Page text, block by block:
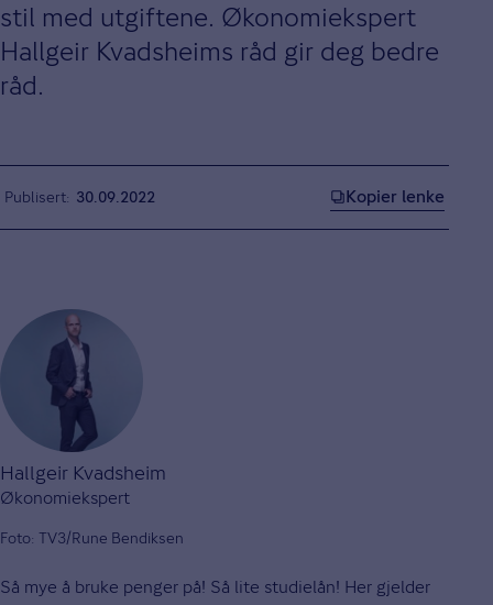
stil med utgiftene. Økonomiekspert
Hallgeir Kvadsheims råd gir deg bedre
råd.
Publisert 30.09.2022 Kopier lenke
Hallgeir Kvadsheim
Økonomiekspert
Foto: TV3/Rune Bendiksen
Så mye å bruke penger på! Så lite studielån! Her gjelder